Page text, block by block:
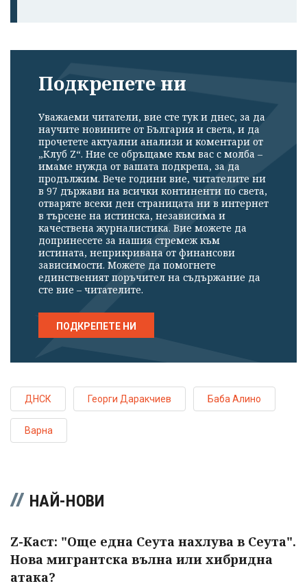
Подкрепете ни
Уважаеми читатели, вие сте тук и днес, за да
научите новините от България и света, и да
прочетете актуални анализи и коментари от
„Клуб Z“. Ние се обръщаме към вас с молба –
имаме нужда от вашата подкрепа, за да
продължим. Вече години вие, читателите ни
в 97 държави на всички континенти по света,
отваряте всеки ден страницата ни в интернет
в търсене на истинска, независима и
качествена журналистика. Вие можете да
допринесете за нашия стремеж към
истината, неприкривана от финансови
зависимости. Можете да помогнете
единственият поръчител на съдържание да
сте вие – читателите.
ПОДКРЕПЕТЕ НИ
ДНСК Георги Даракчиев Баба Алино
Варна
НАЙ-НОВИ
Z-Каст: "Още една Сеута нахлува в Сеута".
Нова мигрантска вълна или хибридна
атака?